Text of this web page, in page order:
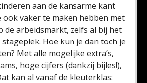
aan de kansarme kant
ook vaker te maken hebben met
de arbeidsmarkt, zelfs al bij het
Hoe kun je dan toch je
Met alle mogelijke extra’s,
hoge cijfers (dankzij bijles!),
kan al vanaf de kleuterklas: